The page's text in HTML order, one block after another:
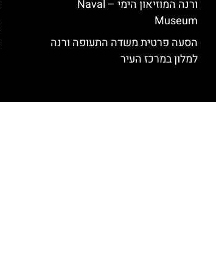
ורנה המוזיאון הימי – Naval
Museum
הסעה פרטית משדה התעופה ורנה
למלון במרכז העיר